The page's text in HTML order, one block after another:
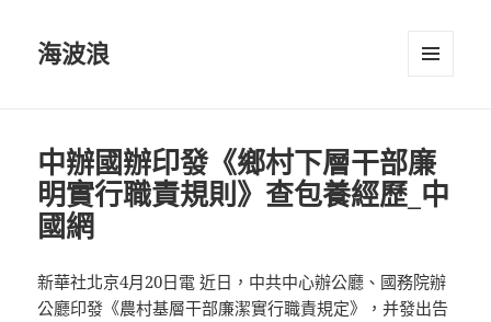
海波浪
中辦國辦印發《鄉村下層干部廉
明實行職責規則》查包養經歷_中
國網
新華社北京4月20日電 近日，中共中心辦公廳、國務院辦
公廳印發《農村基層干部廉潔實行職責規定》，并發出告